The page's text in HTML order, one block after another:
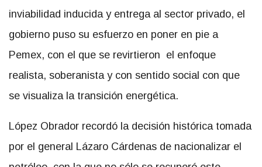
inviabilidad inducida y entrega al sector privado, el
gobierno puso su esfuerzo en poner en pie a
Pemex, con el que se revirtieron el enfoque
realista, soberanista y con sentido social con que
se visualiza la transición energética.
López Obrador recordó la decisión histórica tomada
por el general Lázaro Cárdenas de nacionalizar el